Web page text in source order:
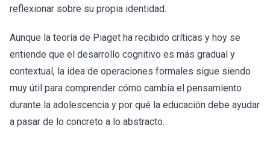
reflexionar sobre su propia identidad.
Aunque la teoría de Piaget ha recibido críticas y hoy se
entiende que el desarrollo cognitivo es más gradual y
contextual, la idea de operaciones formales sigue siendo
muy útil para comprender cómo cambia el pensamiento
durante la adolescencia y por qué la educación debe ayudar
a pasar de lo concreto a lo abstracto.